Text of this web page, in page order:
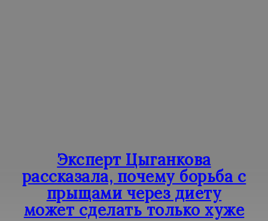
Эксперт Цыганкова
рассказала, почему борьба с
прыщами через диету
может сделать только хуже